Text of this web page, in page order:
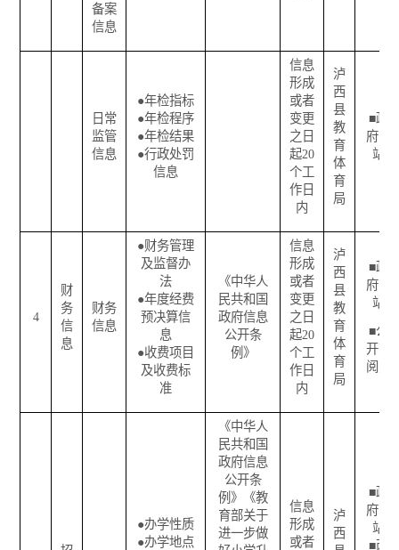
备案
信息
日常
监管
信息
●年检指标
●年检程序
●年检结果
●行政处罚
信息
信息
形成
或者
变更
之日
起20
个工
作日
内
泸
西
县
教
育
体
育
局
■政
府网
站
4
财
务
信
息
财务
信息
●财务管理
及监督办
法
●年度经费
预决算信
息
●收费项目
及收费标
准
《中华人
民共和国
政府信息
公开条
例》
信息
形成
或者
变更
之日
起20
个工
作日
内
泸
西
县
教
育
体
育
局
■政
府网
站
■公
开查
阅点
●办学性质
●办学地点
《中华人
民共和国
政府信息
公开条
例》《教
育部关于
进一步做
信息
形成
或者
泸
西
■政
府网
站
■两